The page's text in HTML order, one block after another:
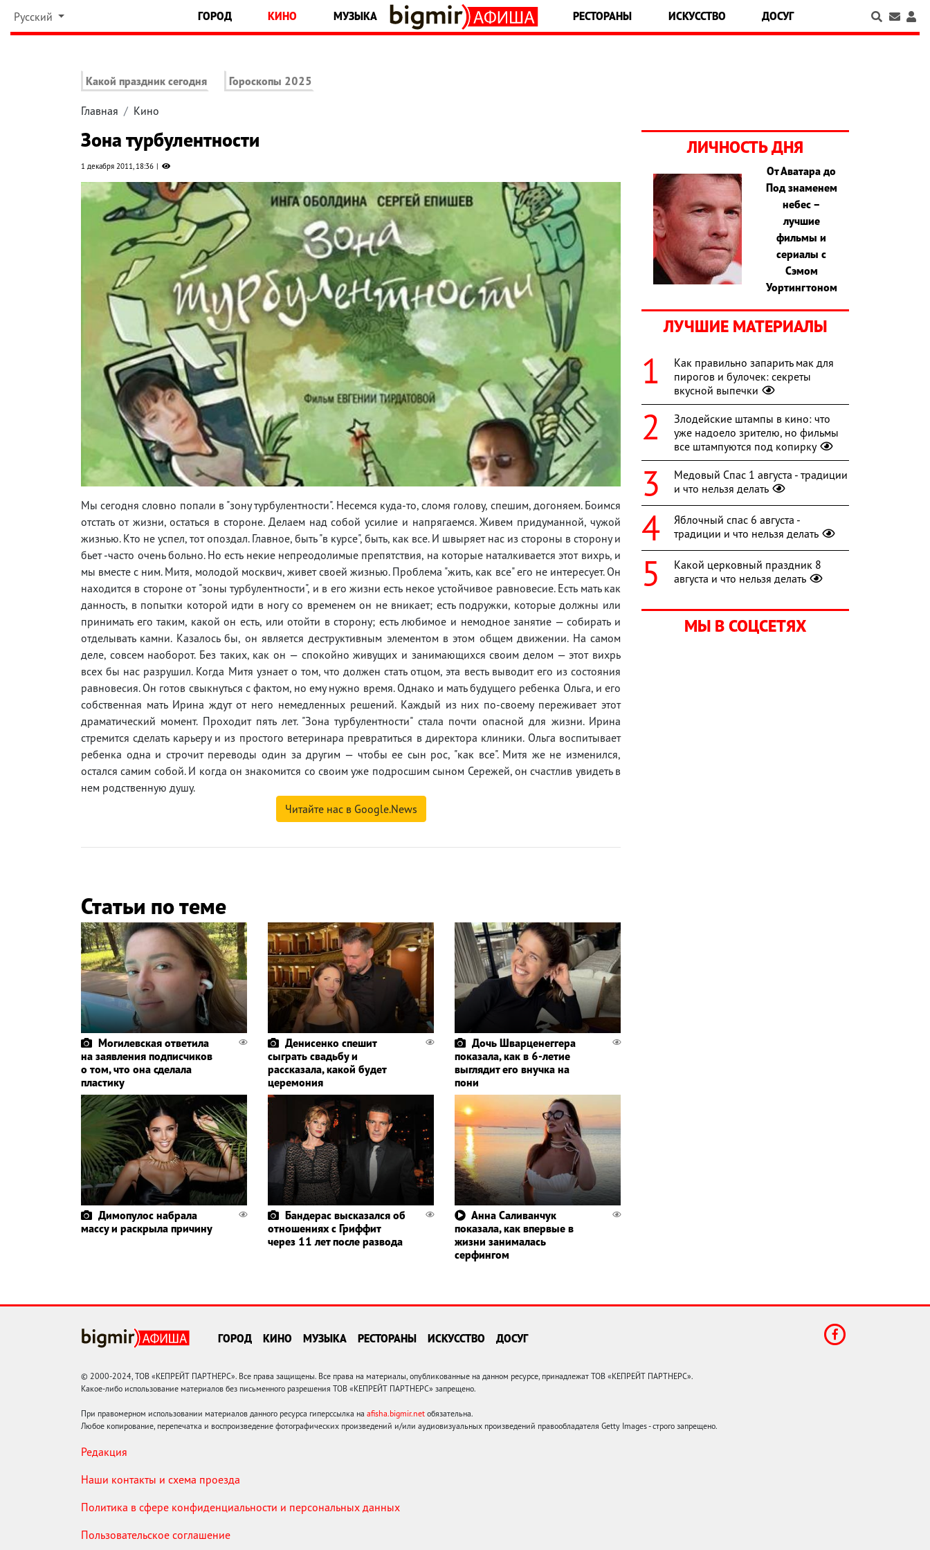
Русский ГОРОД КИНО МУЗЫКА РЕСТОРАНЫ ИСКУССТВО ДОСУГ
Какой праздник сегодня Гороскопы 2025
Главная Кино
Зона турбулентности
1 декабря 2011, 18:36
Мы сегодня словно попали в "зону турбулентности". Несемся куда-то, сломя голову, спешим, догоняем. Боимся
отстать от жизни, остаться в стороне. Делаем над собой усилие и напрягаемся. Живем придуманной, чужой
жизнью. Кто не успел, тот опоздал. Главное, быть "в курсе", быть, как все. И швыряет нас из стороны в сторону и
бьет -часто очень больно. Но есть некие непреодолимые препятствия, на которые наталкивается этот вихрь, и
мы вместе с ним. Митя, молодой москвич, живет своей жизнью. Проблема "жить, как все" его не интересует. Он
находится в стороне от "зоны турбулентности", и в его жизни есть некое устойчивое равновесие. Есть мать как
данность, в попытки которой идти в ногу со временем он не вникает; есть подружки, которые должны или
принимать его таким, какой он есть, или отойти в сторону; есть любимое и немодное занятие — собирать и
отделывать камни. Казалось бы, он является деструктивным элементом в этом общем движении. На самом
деле, совсем наоборот. Без таких, как он — спокойно живущих и занимающихся своим делом — этот вихрь
всех бы нас разрушил. Когда Митя узнает о том, что должен стать отцом, эта весть выводит его из состояния
равновесия. Он готов свыкнуться с фактом, но ему нужно время. Однако и мать будущего ребенка Ольга, и его
собственная мать Ирина ждут от него немедленных решений. Каждый из них по-своему переживает этот
драматический момент. Проходит пять лет. "Зона турбулентности" стала почти опасной для жизни. Ирина
стремится сделать карьеру и из простого ветеринара превратиться в директора клиники. Ольга воспитывает
ребенка одна и строчит переводы один за другим — чтобы ее сын рос, "как все". Митя же не изменился,
остался самим собой. И когда он знакомится со своим уже подросшим сыном Сережей, он счастлив увидеть в
нем родственную душу.
Читайте нас в Google.News
Статьи по теме
Могилевская ответила
на заявления подписчиков
о том, что она сделала
пластику
Денисенко спешит
сыграть свадьбу и
рассказала, какой будет
церемония
Дочь Шварценеггера
показала, как в 6-летие
выглядит его внучка на
пони
Димопулос набрала
массу и раскрыла причину
Бандерас высказался об
отношениях с Гриффит
через 11 лет после развода
Анна Саливанчук
показала, как впервые в
жизни занималась
серфингом
ЛИЧНОСТЬ ДНЯ
От Аватара до
Под знаменем
небес –
лучшие
фильмы и
сериалы с
Сэмом
Уортингтоном
ЛУЧШИЕ МАТЕРИАЛЫ
Как правильно запарить мак для
пирогов и булочек: секреты
вкусной выпечки
Злодейские штампы в кино: что
уже надоело зрителю, но фильмы
все штампуются под копирку
Медовый Спас 1 августа - традиции
и что нельзя делать
Яблочный спас 6 августа -
традиции и что нельзя делать
Какой церковный праздник 8
августа и что нельзя делать
МЫ В СОЦСЕТЯХ
ГОРОД КИНО МУЗЫКА РЕСТОРАНЫ ИСКУССТВО ДОСУГ
© 2000-2024, ТОВ «КЕПРЕЙТ ПАРТНЕРС». Все права защищены. Все права на материалы, опубликованные на данном ресурсе, принадлежат ТОВ «КЕПРЕЙТ ПАРТНЕРС».
Какое-либо использование материалов без письменного разрешения ТОВ «КЕПРЕЙТ ПАРТНЕРС» запрещено.
При правомерном использовании материалов данного ресурса гиперссылка на afisha.bigmir.net обязательна.
Любое копирование, перепечатка и воспроизведение фотографических произведений и/или аудиовизуальных произведений правообладателя Getty Images - строго запрещено.
Редакция
Наши контакты и схема проезда
Политика в сфере конфиденциальности и персональных данных
Пользовательское соглашение